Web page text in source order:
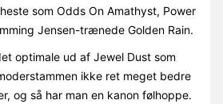
som Odds On Amathyst, Power
Jensen-trænede Golden Rain.
optimale ud af Jewel Dust som
ikke ret meget bedre
og så har man en kanon følhoppe.